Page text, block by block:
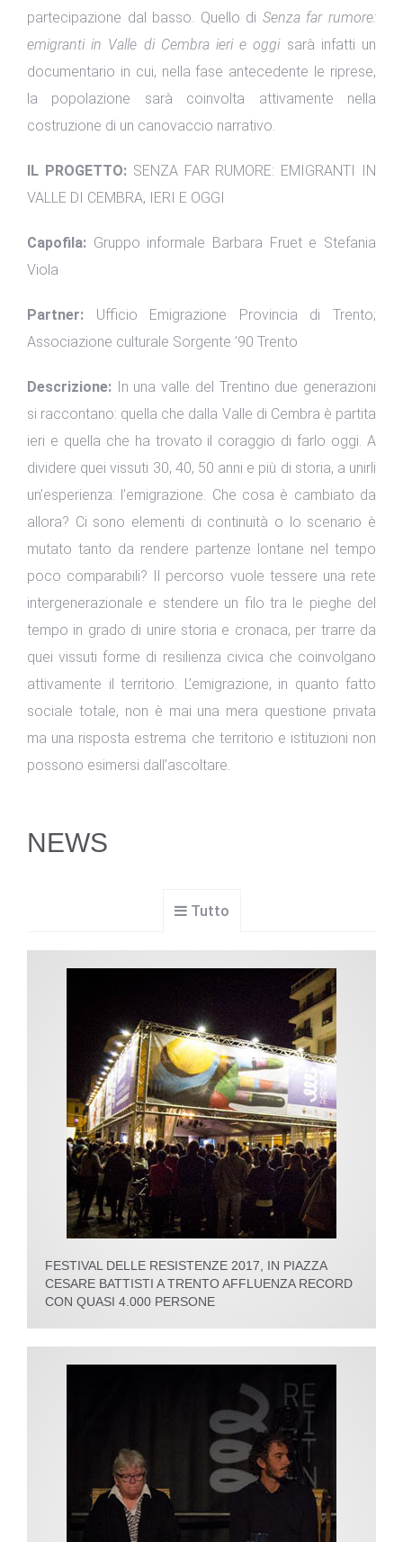
partecipazione dal basso. Quello di Senza far rumore:
emigranti in Valle di Cembra ieri e oggisarà infatti un
documentario in cui, nella fase antecedente le riprese,
la popolazione sarà coinvolta attivamente nella
costruzione di un canovaccio narrativo.
IL PROGETTO:SENZA FAR RUMORE: EMIGRANTI IN
VALLE DI CEMBRA, IERI E OGGI
Capofila: Gruppo informale Barbara Fruet e Stefania
Viola
Partner: Ufficio Emigrazione Provincia di Trento;
Associazione culturale Sorgente ’90 Trento
Descrizione: In una valle del Trentino due generazioni
si raccontano: quella che dalla Valle di Cembra è partita
ieri e quella che ha trovato il coraggio di farlo oggi. A
dividere quei vissuti 30, 40, 50 anni e più di storia, a unirli
un’esperienza: l’emigrazione. Che cosa è cambiato da
allora? Ci sono elementi di continuità o lo scenario è
mutato tanto da rendere partenze lontane nel tempo
poco comparabili? Il percorso vuole tessere una rete
intergenerazionale e stendere un filo tra le pieghe del
tempo in grado di unire storia e cronaca, per trarre da
quei vissuti forme di resilienza civica che coinvolgano
attivamente il territorio. L’emigrazione, in quanto fatto
sociale totale, non è mai una mera questione privata
ma una risposta estrema che territorio e istituzioni non
possono esimersi dall’ascoltare.
NEWS
Tutto
FESTIVAL DELLE RESISTENZE 2017, IN PIAZZA
CESARE BATTISTI A TRENTO AFFLUENZA RECORD
CON QUASI 4.000 PERSONE